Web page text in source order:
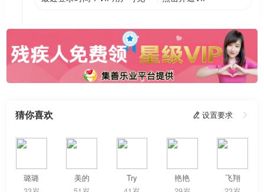
猜你喜欢  设置要求 
璐璐
美的
Try
艳艳
飞翔